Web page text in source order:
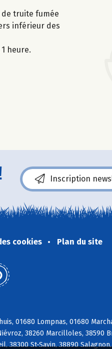
truite fumée
inférieur des
heure.
Inscription
cookies Plan du site
01680 Lompnas, 01680
38260 Marcilloles, 38590
38300 St-Savin, 38890